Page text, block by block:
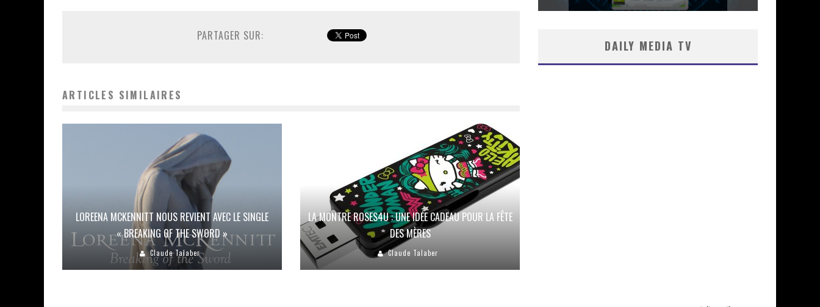
PARTAGER SUR:
ARTICLES SIMILAIRES
LOREENA MCKENNITT NOUS REVIENT AVEC LE SINGLE
« BREAKING OF THE SWORD »
Claude Talaber
LA MONTRE ROSES4U : UNE IDÉE CADEAU POUR LA FÊTE
DES MÈRES
Claude Talaber
DAILY MEDIA TV